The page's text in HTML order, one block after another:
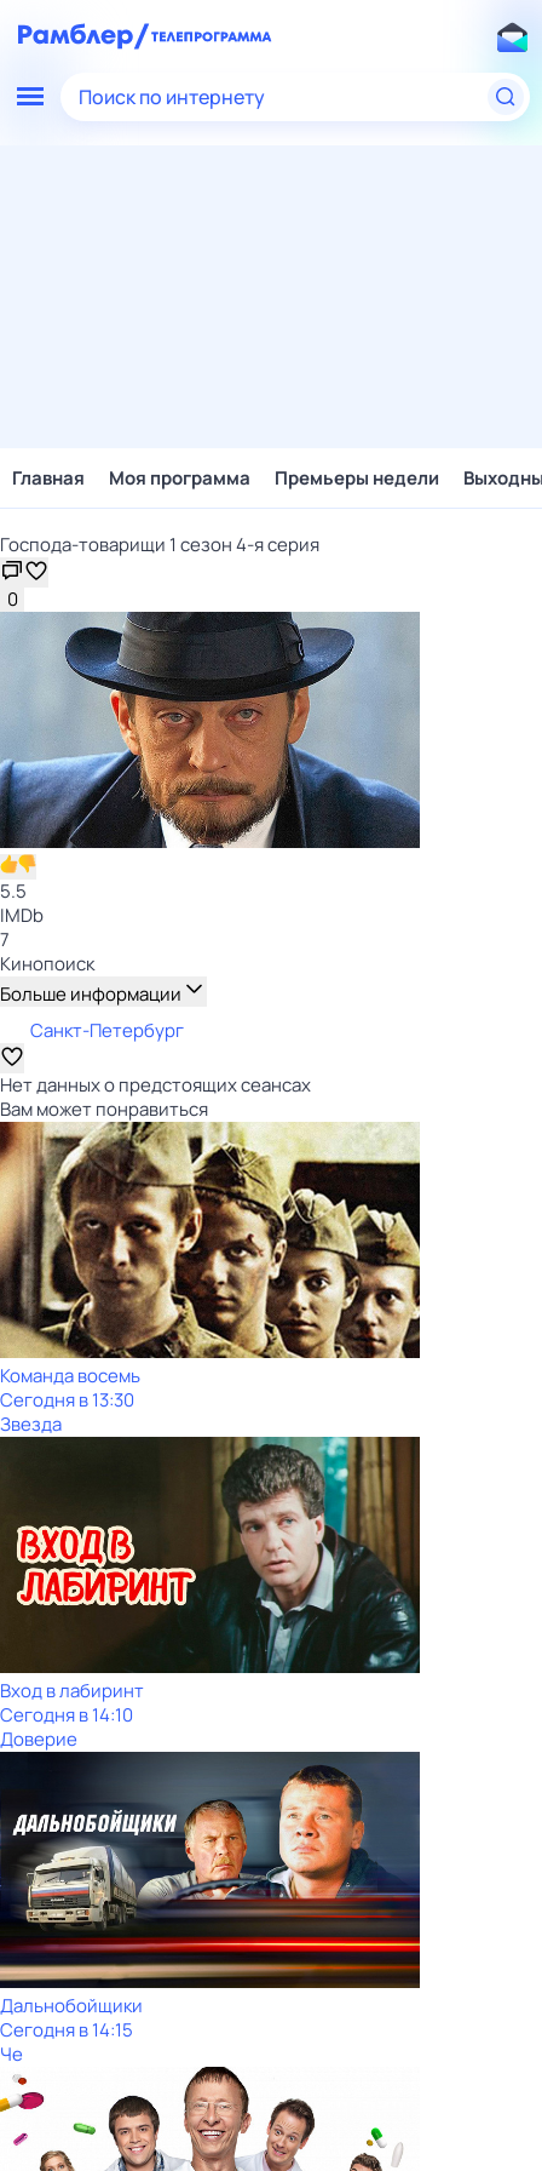
Поиск по интернету
Главная Моя программа Премьеры недели
Господа-товарищи 1 сезон 4-я серия
0
5.5
IMDb
7
Кинопоиск
Больше информации
Санкт-Петербург
Нет данных о предстоящих сеансах
Вам может понравиться
Команда восемь
Сегодня в 13:30
Звезда
Вход в лабиринт
Сегодня в 14:10
Доверие
Дальнобойщики
Сегодня в 14:15
Че